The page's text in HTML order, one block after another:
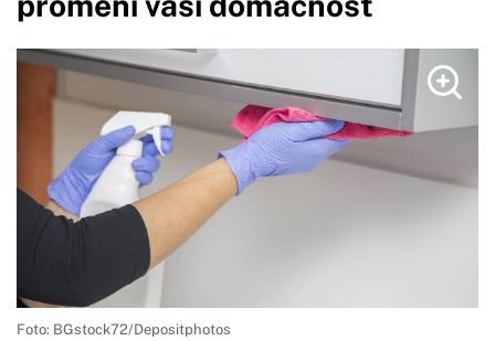
Foto: BGstock72/Depositphotos